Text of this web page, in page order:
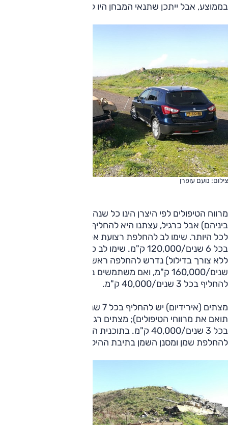
בממוצע, אבל ייתכן שתנאי המבחן היו קשים מהרגיל.
צילום: נועם עופרן
לכל היותר. שימו לב להחלפת רצועת אלטרנטור ("רצועת מנוע")
בכל 6 שנים/120,000 ק"מ. שימו לב כי נוזל הקירור (כחול, ייעודי,
שנים/160,000 ק"מ, ואם משתמשים בנוזל קירור רגיל (ירוק) יש
להחליף בכל 3 שנים/40,000 ק"מ.
תואם את מרווחי הטיפולים); מצתים רגילים (ניקל) יש להחליף
בכל 3 שנים/40,000 ק"מ. בתוכנית התחזוקה אין הוראה
להחלפת שמן ומסנן השמן בתיבת ההילוכים הרציפה.